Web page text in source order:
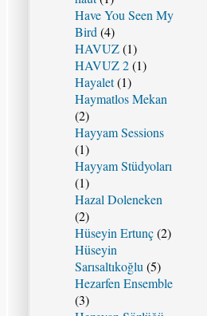
Have You Seen My
Bird (4)
HAVUZ(1)
HAVUZ 2(1)
Hayalet(1)
Haymatlos Mekan
(2)
Hayyam Sessions
(1)
Hayyam Stüdyoları
(1)
Hazal Doleneken
(2)
Hüseyin Ertunç(2)
Hüseyin
Sarısaltıkoğlu (5)
Hezarfen Ensemble
(3)